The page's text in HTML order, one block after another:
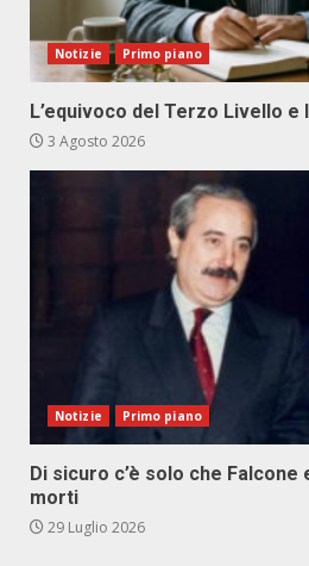
Notizie Primo piano
L’equivoco del Terzo Livello e
3 Agosto 2026
Notizie Primo piano
Di sicuro c’è solo che
morti
29 Luglio 2026